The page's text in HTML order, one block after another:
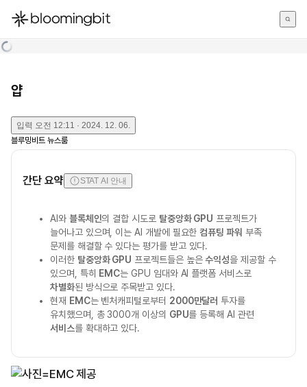
한국어
얍
입력 오전 12:11 · 2024. 12. 06.
블루밍비트 뉴스룸
간단 요약 STAT AI 안내
AI와 블록체인의 결합 시도로 탈중앙화 GPU 프로젝트가
늘어나고 있으며, 이는 AI 개발에 필요한 컴퓨팅 파워 부족
문제를 해결할 수 있다는 평가를 받고 있다.
이러한 탈중앙화 GPU 프로젝트들은 높은수익성을 제공할 수
있으며, 특히 EMC는 GPU 임대와 AI 플랫폼 서비스로
차별화된 방식으로 주목받고 있다.
현재 EMC는 벤처캐피털로부터 2000만달러 투자를
유치했으며, 총 3000개 이상의 GPU를 등록해 AI 관련
서비스를 확대하고 있다.